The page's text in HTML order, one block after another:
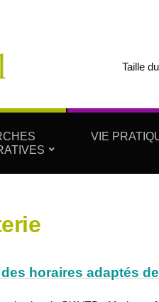
Taille
VIE
horaires adaptés